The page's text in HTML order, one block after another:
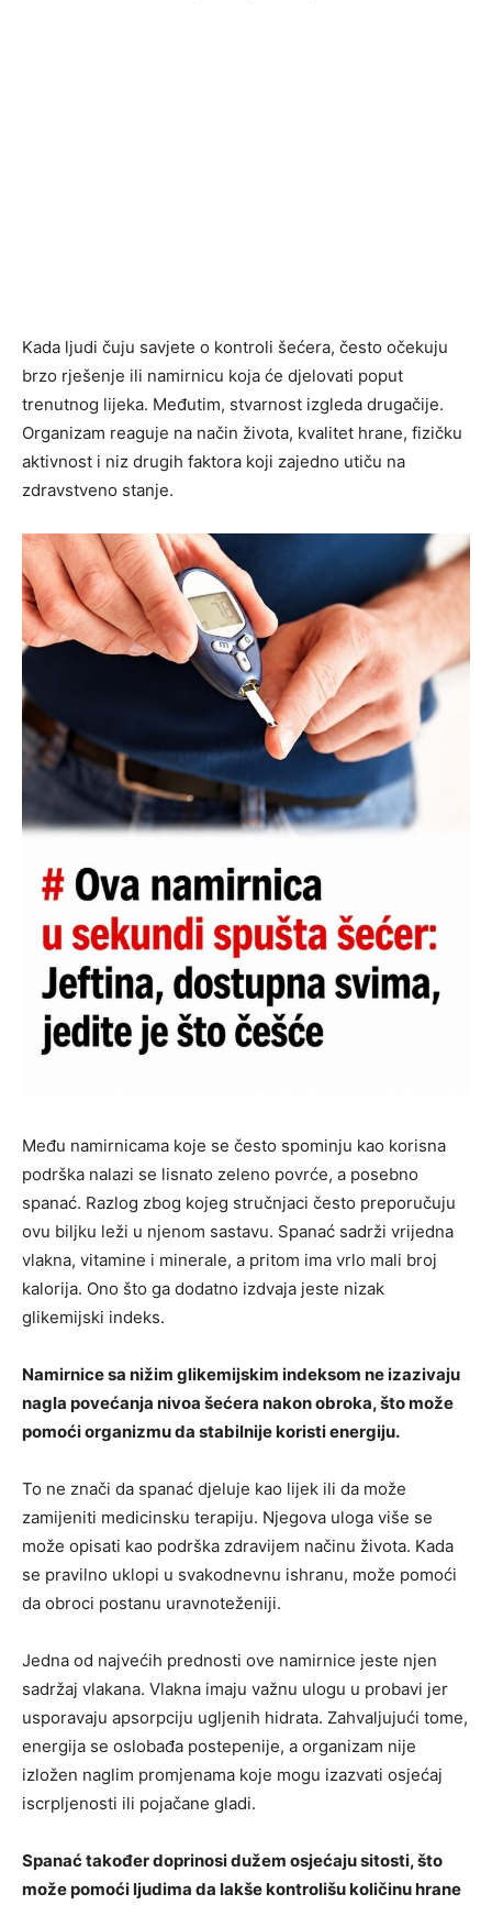
Kada ljudi čuju savjete o kontroli šećera, često očekuju
brzo rješenje ili namirnicu koja će djelovati poput
trenutnog lijeka. Međutim, stvarnost izgleda drugačije.
Organizam reaguje na način života, kvalitet hrane, fizičku
aktivnost i niz drugih faktora koji zajedno utiču na
zdravstveno stanje.
Među namirnicama koje se često spominju kao korisna
podrška nalazi se lisnato zeleno povrće, a posebno
spanać. Razlog zbog kojeg stručnjaci često preporučuju
ovu biljku leži u njenom sastavu. Spanać sadrži vrijedna
vlakna, vitamine i minerale, a pritom ima vrlo mali broj
kalorija. Ono što ga dodatno izdvaja jeste nizak
glikemijski indeks.
Namirnice sa nižim glikemijskim indeksom ne izazivaju
nagla povećanja nivoa šećera nakon obroka, što može
pomoći organizmu da stabilnije koristi energiju.
To ne znači da spanać djeluje kao lijek ili da može
zamijeniti medicinsku terapiju. Njegova uloga više se
može opisati kao podrška zdravijem načinu života. Kada
se pravilno uklopi u svakodnevnu ishranu, može pomoći
da obroci postanu uravnoteženiji.
Jedna od najvećih prednosti ove namirnice jeste njen
sadržaj vlakana. Vlakna imaju važnu ulogu u probavi jer
usporavaju apsorpciju ugljenih hidrata. Zahvaljujući tome,
energija se oslobađa postepenije, a organizam nije
izložen naglim promjenama koje mogu izazvati osjećaj
iscrpljenosti ili pojačane gladi.
Spanać također doprinosi dužem osjećaju sitosti, što
može pomoći ljudima da lakše kontrolišu količinu hrane